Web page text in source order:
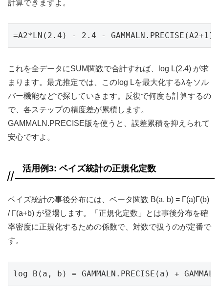
計算できますよ。
=A2*LN(2.4) - 2.4 - GAMMALN.PRECISE(A2+1)
これを全データにSUM関数で合計すれば、log L(2.4) が求
まります。最尤推定では、このlog Lを最大化するλをソル
バー機能などで探していきます。反復で何度も計算するの
で、各ステップの精度差が累積します。
GAMMALN.PRECISE版を使うと、誤差累積を抑えられて
安心ですよ。
活用例3: ベイズ統計の正規化定数
ベイズ統計の事後分布には、ベータ関数 B(a, b) = Γ(a)Γ(b)
/ Γ(a+b) が登場します。「正規化定数」とは事後分布を確
率密度に正規化するための係数で、対数で扱うのが定番で
す。
log B(a, b) = GAMMALN.PRECISE(a) +